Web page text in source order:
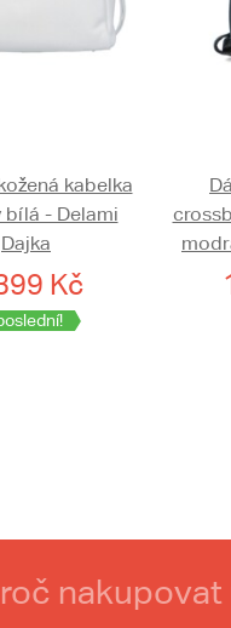
kabelka
bílá - Delami
Dajka
Kč
nakupovat